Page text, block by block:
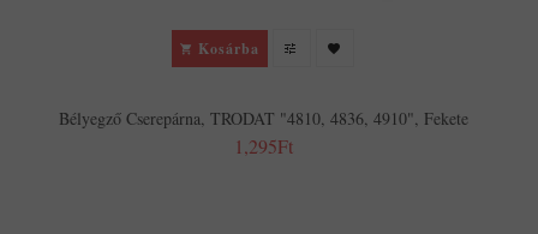
Kosárba
Bélyegző Cserepárna, TRODAT "4810, 4836, 4910", Fekete
1,295Ft